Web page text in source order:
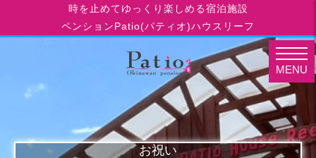
時を止めてゆっくり楽しめる宿泊施設
ペンションPatio(パティオ)ハウスリーフ
お祝い
MENU